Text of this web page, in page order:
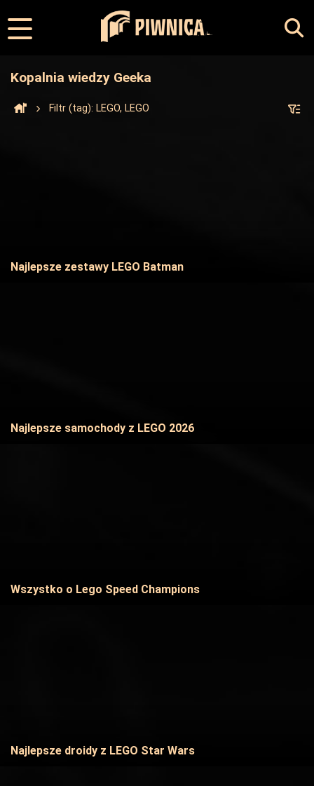
Kopalnia wiedzy Geeka
Filtr (tag): LEGO, LEGO
Najlepsze zestawy LEGO Batman
Najlepsze samochody z LEGO 2026
Wszystko o Lego Speed Champions
Najlepsze droidy z LEGO Star Wars